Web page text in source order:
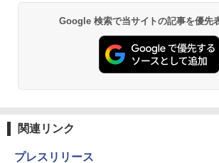
Google 検索で当サイトの記事を優先
関連リンク
プレスリリース